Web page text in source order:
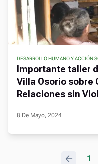
DESARROLLO HUMANO Y ACCIÓN
Importante taller
Villa Osorio sobre
Relaciones sin
8 De Mayo, 2024
1